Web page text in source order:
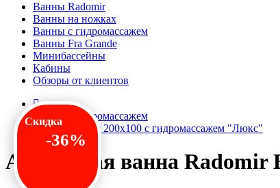
Ванны Radomir
Ванны на ножках
Ванны с гидромассажем
Ванны Fra Grande
Минибассейны
Кабины
Обзоры от клиентов
Ванны с гидромассажем
Radomir Вальс 200х100 с гидромассажем "Люкс"
Акриловая ванна Radomir
Скидка
-36%